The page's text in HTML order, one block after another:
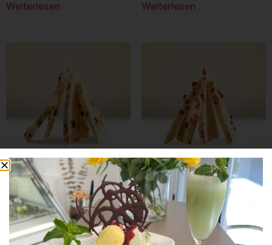
Weiterlesen Weiterlesen
Weißer Früchtetraum
Weiterlesen
Weißer Erdbeertraum
Weiterlesen